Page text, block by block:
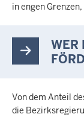
in engen
WER
Von dem Anteil
die